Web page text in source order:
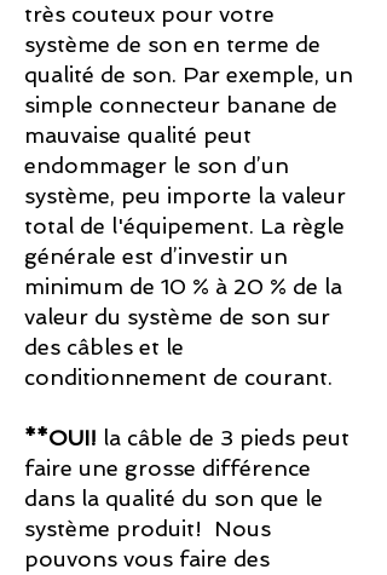
très couteux pour votre
système de son en terme de
qualité de son. Par exemple, un
simple connecteur banane de
mauvaise qualité peut
endommager le son d’un
système, peu importe la valeur
total de l'équipement. La règle
générale est d’investir un
minimum de 10 % à 20 % de la
valeur du système de son sur
des câbles et le
conditionnement de courant.
**OUI! la câble de 3 pieds peut
faire une grosse différence
dans la qualité du son que le
système produit! Nous
pouvons vous faire des